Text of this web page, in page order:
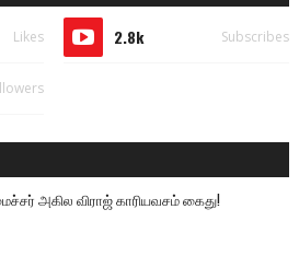
Likes 2.8k Subscribes
அகில விராஜ் காரியவசம் கைது!